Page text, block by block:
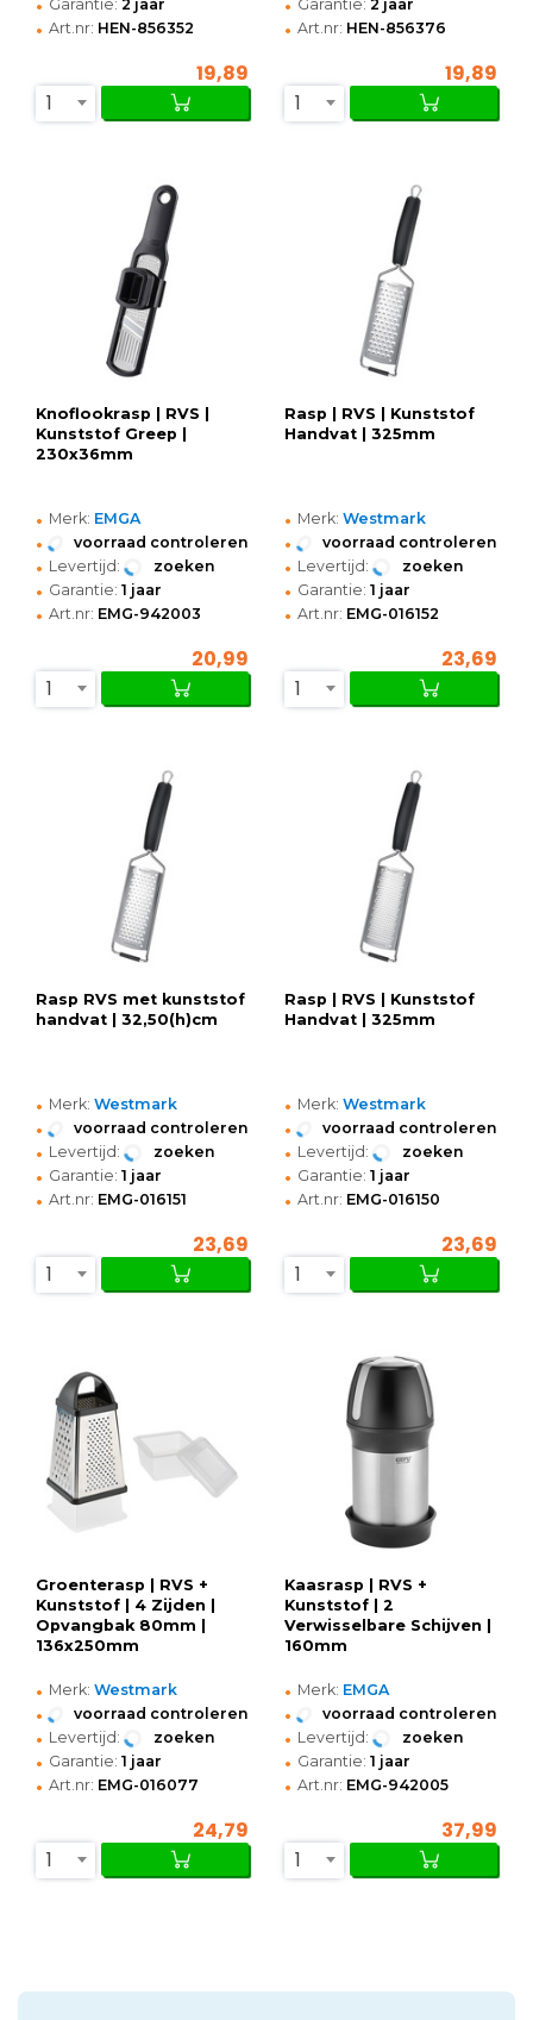
Garantie: 2 jaar
• Art.nr: HEN-856352
19,89
1
Garantie: 2 jaar
• Art.nr: HEN-856376
19,89
1
Knoflookrasp | RVS |
Kunststof Greep |
230x36mm
• Merk: EMGA
• voorraad controleren
• Levertijd: zoeken
• Garantie: 1 jaar
• Art.nr: EMG-942003
20,99
1
Rasp | RVS | Kunststof
Handvat | 325mm
• Merk: Westmark
• voorraad controleren
• Levertijd: zoeken
• Garantie: 1 jaar
• Art.nr: EMG-016152
23,69
1
Rasp RVS met kunststof
handvat | 32,50(h)cm
• Merk: Westmark
• voorraad controleren
• Levertijd: zoeken
• Garantie: 1 jaar
• Art.nr: EMG-016151
23,69
1
Rasp | RVS | Kunststof
Handvat | 325mm
• Merk: Westmark
• voorraad controleren
• Levertijd: zoeken
• Garantie: 1 jaar
• Art.nr: EMG-016150
23,69
1
Groenterasp | RVS +
Kunststof | 4 Zijden |
Opvangbak 80mm |
136x250mm
• Merk: Westmark
• voorraad controleren
• Levertijd: zoeken
• Garantie: 1 jaar
• Art.nr: EMG-016077
24,79
1
Kaasrasp | RVS +
Kunststof | 2
Verwisselbare Schijven |
160mm
• Merk: EMGA
• voorraad controleren
• Levertijd: zoeken
• Garantie: 1 jaar
• Art.nr: EMG-942005
37,99
1